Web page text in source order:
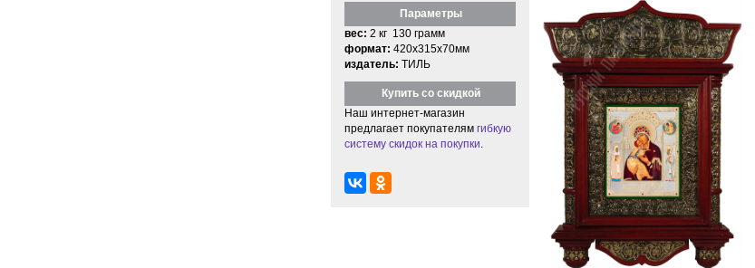
Параметры
вес: 2 кг 130 грамм
формат: 420x315x70мм
издатель: ТИЛЬ
Купить со скидкой
Наш интернет-магазин
предлагает покупателям гибкую
систему скидок на покупки